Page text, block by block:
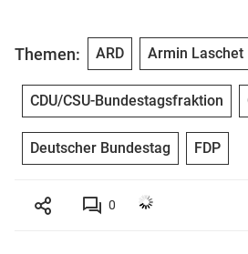
Themen: ARD Armin Laschet
CDU/CSU-Bundestagsfraktion
Deutscher Bundestag FDP
0